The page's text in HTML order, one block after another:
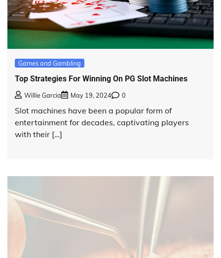
Games and Gambling
Top Strategies For Winning On PG Slot Machines
Willie Garcia May 19, 2024 0
Slot machines have been a popular form of
entertainment for decades, captivating players
with their […]